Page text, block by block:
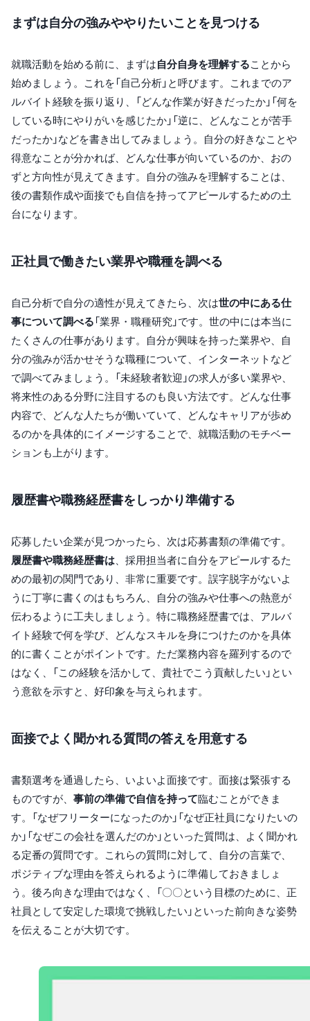
まずは自分の強みややりたいことを見つける
就職活動を始める前に、まずは自分自身を理解することから
始めましょう。これを「自己分析」と呼びます。これまでのア
ルバイト経験を振り返り、「どんな作業が好きだったか」「何を
している時にやりがいを感じたか」「逆に、どんなことが苦手
だったか」などを書き出してみましょう。自分の好きなことや
得意なことが分かれば、どんな仕事が向いているのか、おの
ずと方向性が見えてきます。自分の強みを理解することは、
後の書類作成や面接でも自信を持ってアピールするための土
台になります。
正社員で働きたい業界や職種を調べる
自己分析で自分の適性が見えてきたら、次は世の中にある仕
事について調べる 「業界・職種研究」です。世の中には本当に
たくさんの仕事があります。自分が興味を持った業界や、自
分の強みが活かせそうな職種について、インターネットなど
で調べてみましょう。「未経験者歓迎」の求人が多い業界や、
将来性のある分野に注目するのも良い方法です。どんな仕事
内容で、どんな人たちが働いていて、どんなキャリアが歩め
るのかを具体的にイメージすることで、就職活動のモチベー
ションも上がります。
履歴書や職務経歴書をしっかり準備する
応募したい企業が見つかったら、次は応募書類の準備です。
履歴書や職務経歴書は、採用担当者に自分をアピールするた
めの最初の関門であり、非常に重要です。誤字脱字がないよ
うに丁寧に書くのはもちろん、自分の強みや仕事への熱意が
伝わるように工夫しましょう。特に職務経歴書では、アルバ
イト経験で何を学び、どんなスキルを身につけたのかを具体
的に書くことがポイントです。ただ業務内容を羅列するので
はなく、「この経験を活かして、貴社でこう貢献したい」とい
う意欲を示すと、好印象を与えられます。
面接でよく聞かれる質問の答えを用意する
書類選考を通過したら、いよいよ面接です。面接は緊張する
ものですが、 事前の準備で自信を持って臨むことができま
す。「なぜフリーターになったのか」「なぜ正社員になりたいの
か」「なぜこの会社を選んだのか」といった質問は、よく聞かれ
る定番の質問です。これらの質問に対して、自分の言葉で、
ポジティブな理由を答えられるように準備しておきましょ
う。後ろ向きな理由ではなく、「〇〇という目標のために、正
社員として安定した環境で挑戦したい」といった前向きな姿勢
を伝えることが大切です。